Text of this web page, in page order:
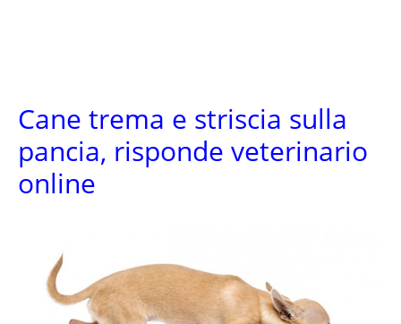
Cane trema e striscia sulla
pancia, risponde veterinario
online